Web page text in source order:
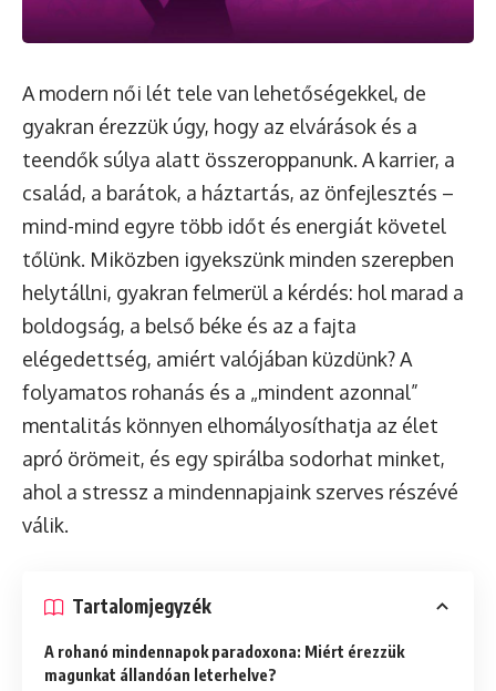
A modern női lét tele van lehetőségekkel, de
gyakran érezzük úgy, hogy az elvárások és a
teendők súlya alatt összeroppanunk. A karrier, a
család, a barátok, a háztartás, az önfejlesztés –
mind-mind egyre több időt és energiát követel
tőlünk. Miközben igyekszünk minden szerepben
helytállni, gyakran felmerül a kérdés: hol marad a
boldogság, a belső béke és az a fajta
elégedettség, amiért valójában küzdünk? A
folyamatos rohanás és a „mindent azonnal”
mentalitás könnyen elhomályosíthatja az élet
apró örömeit, és egy spirálba sodorhat minket,
ahol a stressz a mindennapjaink szerves részévé
válik.
Tartalomjegyzék
A rohanó mindennapok paradoxona: Miért érezzük
magunkat állandóan leterhelve?